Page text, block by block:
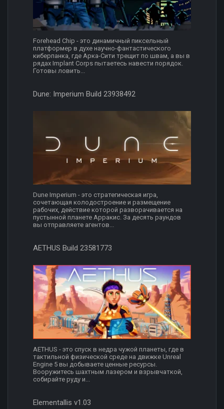
Forehead Chip - это динамичный пиксельный
платформер в духе научно-фантастического
киберпанка, где Арка-Сити трещит по швам, а вы в
рядах Implant Corps пытаетесь навести порядок.
Готовы ловить...
Dune: Imperium Build 23938492
Dune Imperium - это стратегическая игра,
сочетающая колодостроение и размещение
рабочих, действие которой разворачивается на
пустынной планете Арракис. За десять раундов
вы отправляете агентов...
AETHUS Build 23581773
AETHUS - это спуск в недра чужой планеты, где в
тактильной физической среде на движке Unreal
Engine 5 вы добываете ценные ресурсы.
Вооружитесь шахтным лазером и взрывчаткой,
собирайте руду и...
Elementallis v1.03